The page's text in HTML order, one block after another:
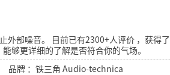
外部噪音。 目前已有2300+人评价 ，获得了
够更详细的了解是否符合你的气场。
品牌 ：铁三角 Audio-technica